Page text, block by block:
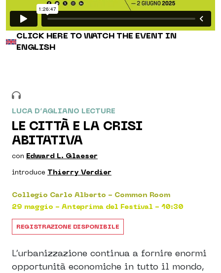
CLICK HERE TO WATCH THE EVENT IN
ENGLISH
LUCA D’AGLIANO LECTURE
LE CITTÀ E LA CRISI
ABITATIVA
con Edward L. Glaeser
introduce Thierry Verdier
Collegio Carlo Alberto - Common Room
29 maggio - Anteprima del Festival - 10:30
REGISTRAZIONE DISPONIBILE
L’urbanizzazione continua a fornire enormi
opportunità economiche in tutto il mondo,